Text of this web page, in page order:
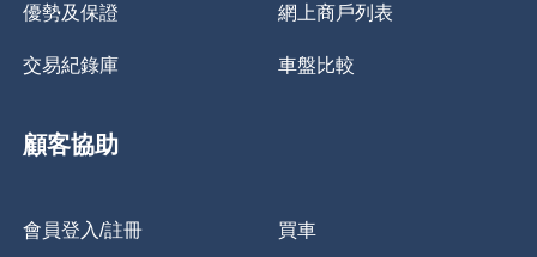
優勢及保證 網上商戶列表
交易紀錄庫 車盤比較
顧客協助
會員登入/註冊 買車